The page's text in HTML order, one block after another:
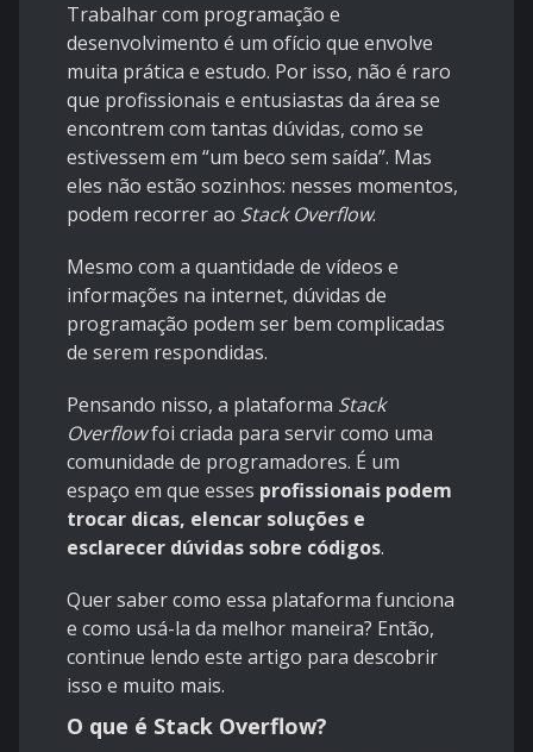
Trabalhar com programação e
desenvolvimento é um ofício que envolve
muita prática e estudo. Por isso, não é raro
que profissionais e entusiastas da área se
encontrem com tantas dúvidas, como se
estivessem em “um beco sem saída”. Mas
eles não estão sozinhos: nesses momentos,
podem recorrer ao Stack Overflow.
Mesmo com a quantidade de vídeos e
informações na internet, dúvidas de
programação podem ser bem complicadas
de serem respondidas.
Pensando nisso, a plataforma Stack
Overflowfoi criada para servir como uma
comunidade de programadores. É um
espaço em que esses profissionais podem
trocar dicas, elencar soluções e
esclarecer dúvidas sobre códigos.
Quer saber como essa plataforma funciona
e como usá-la da melhor maneira? Então,
continue lendo este artigo para descobrir
isso e muito mais.
O que é Stack Overflow?